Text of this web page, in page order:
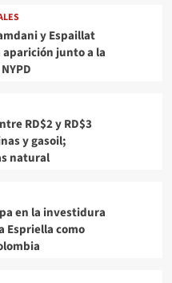
y Espaillat
junto a la
RD$2 y RD$3
y gasoil;
natural
en la investidura
Espriella como